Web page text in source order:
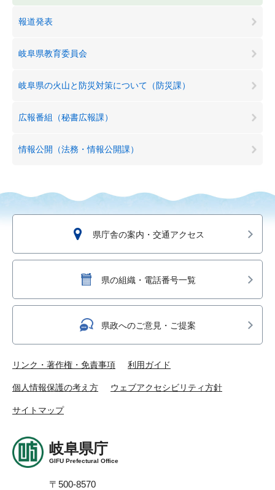
報道発表
岐阜県教育委員会
岐阜県の火山と防災対策について（防災課）
広報番組（秘書広報課）
情報公開（法務・情報公開課）
県庁舎の案内・交通アクセス
県の組織・電話番号一覧
県政へのご意見・ご提案
リンク・著作権・免責事項 利用ガイド
個人情報保護の考え方 ウェブアクセシビリティ方針
サイトマップ
岐阜県庁
GIFU Prefectural Office
〒500-8570